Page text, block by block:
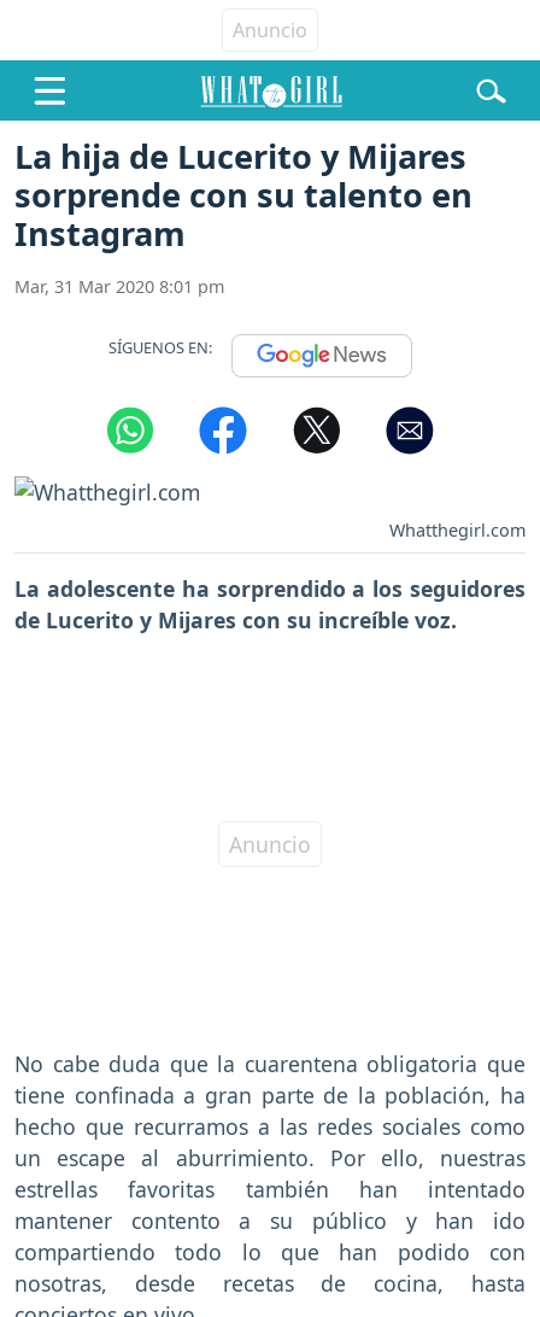
La hija de Lucerito y Mijares
sorprende con su talento en
Instagram
Mar, 31 Mar 2020 8:01 pm
SÍGUENOS EN:
Whatthegirl.com
La adolescente ha sorprendido a los seguidores
de Lucerito y Mijares con su increíble voz.
No cabe duda que la cuarentena obligatoria que
tiene confinada a gran parte de la población, ha
hecho que recurramos a las redes sociales como
un escape al aburrimiento. Por ello, nuestras
estrellas favoritas también han intentado
mantener contento a su público y han ido
compartiendo todo lo que han podido con
nosotras, desde recetas de cocina, hasta